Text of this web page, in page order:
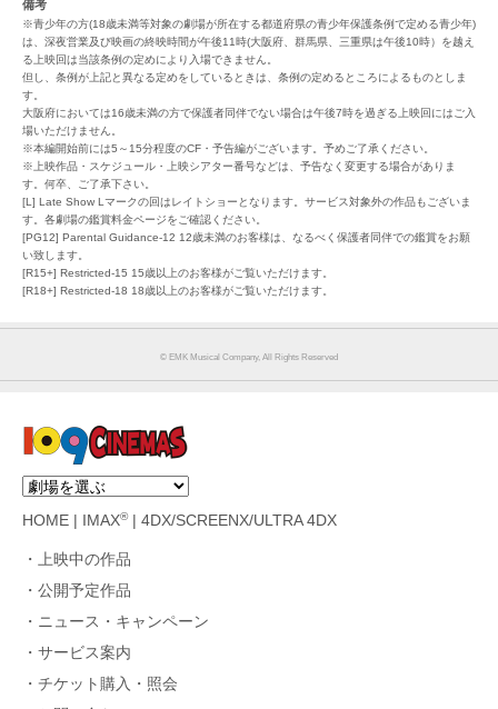
備考
※青少年の方(18歳未満等対象の劇場が所在する都道府県の青少年保護条例で定める青少年)
は、深夜営業及び映画の終映時間が午後11時(大阪府、群馬県、三重県は午後10時）を越え
る上映回は当該条例の定めにより入場できません。
但し、条例が上記と異なる定めをしているときは、条例の定めるところによるものとしま
す。
大阪府においては16歳未満の方で保護者同伴でない場合は午後7時を過ぎる上映回にはご入
場いただけません。
※本編開始前には5～15分程度のCF・予告編がございます。予めご了承ください。
※上映作品・スケジュール・上映シアター番号などは、予告なく変更する場合がありま
す。何卒、ご了承下さい。
[L] Late Show Lマークの回はレイトショーとなります。サービス対象外の作品もございま
す。各劇場の鑑賞料金ページをご確認ください。
[PG12] Parental Guidance-12 12歳未満のお客様は、なるべく保護者同伴での鑑賞をお願
い致します。
[R15+] Restricted-15 15歳以上のお客様がご覧いただけます。
[R18+] Restricted-18 18歳以上のお客様がご覧いただけます。
© EMK Musical Company, All Rights Reserved
HOME IMAX®| 4DX/SCREENX/ULTRA 4DX
上映中の作品
公開予定作品
ニュース・キャンペーン
サービス案内
チケット購入・照会